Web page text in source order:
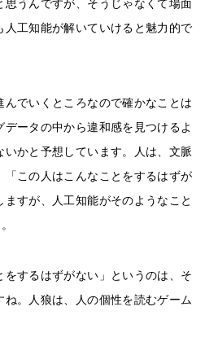
うんですが、そうじゃなくて場面
工知能が解いていけると魅力的で
んでいくところなので確かなことは
ータの中から違和感を見つけるよ
いかと予想しています。人は、文脈
この人はこんなことをするはずが
すが、人工知能がそのようなこと
をするはずがない」というのは、そ
。人狼は、人の個性を読むゲーム